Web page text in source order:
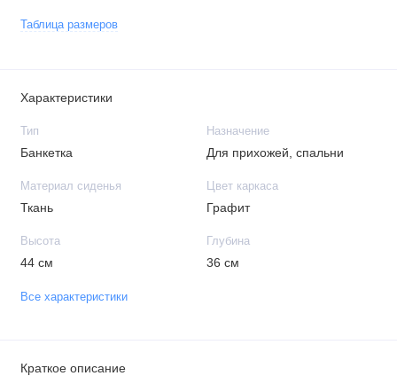
Таблица размеров
Характеристики
Тип
Банкетка
Назначение
Для прихожей, спальни
Материал сиденья
Ткань
Цвет каркаса
Графит
Высота
44 см
Глубина
36 см
Все характеристики
Краткое описание